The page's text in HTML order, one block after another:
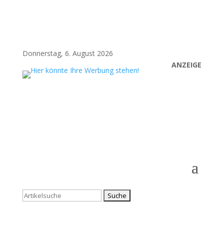
Donnerstag, 6. August 2026
ANZEIGE
Suchen